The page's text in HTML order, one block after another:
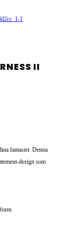
II
fantasier. Denna
design som